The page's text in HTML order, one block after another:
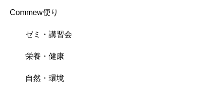
Commew便り
ゼミ・講習会
栄養・健康
自然・環境